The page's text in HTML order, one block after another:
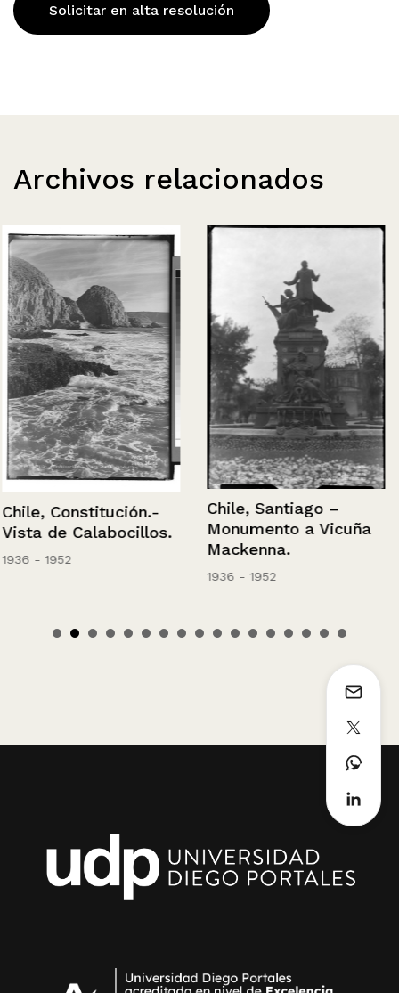
Solicitar en alta resolución
Archivos relacionados
Chile, Constitución.-
Vista de Calabocillos.
1936 - 1952
Chile, Santiago –
Monumento a Vicuña
Mackenna.
1936 - 1952